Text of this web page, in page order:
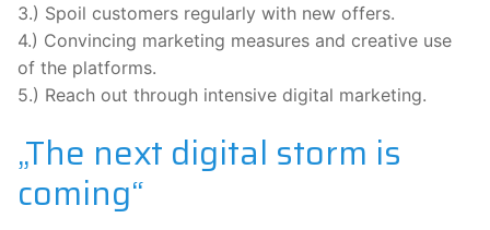
3.) Spoil customers regularly with new offers.
4.) Convincing marketing measures and creative use
of the platforms.
5.) Reach out through intensive digital marketing.
„The next digital storm is
coming“